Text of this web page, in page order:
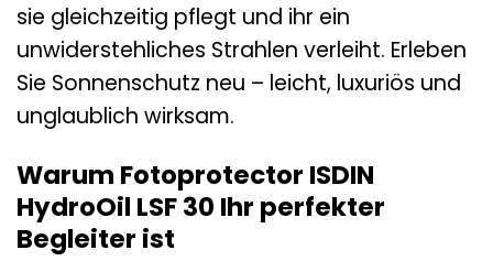
sie gleichzeitig pflegt und ihr ein
unwiderstehliches Strahlen verleiht. Erleben
Sie Sonnenschutz neu – leicht, luxuriös und
unglaublich wirksam.
Warum Fotoprotector ISDIN
HydroOil LSF 30 Ihr perfekter
Begleiter ist